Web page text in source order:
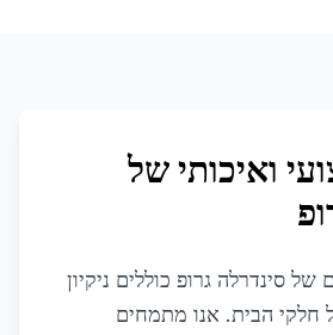
ואיכותי של
של סינדרלה גרופ כוללים ניקיון
חלקי הבית. אנו מתמחים